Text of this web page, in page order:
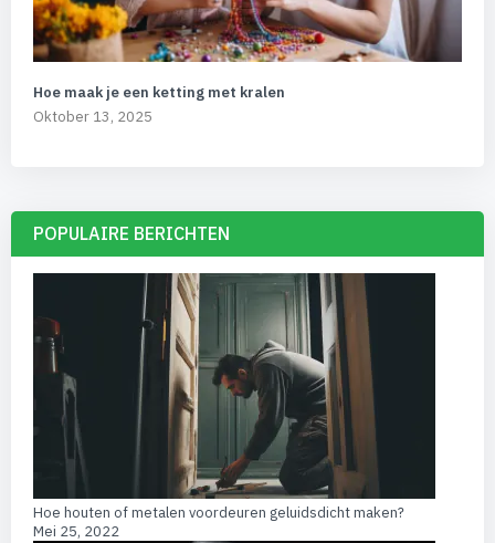
Hoe maak je een ketting met kralen
Oktober 13, 2025
POPULAIRE BERICHTEN
Hoe houten of metalen voordeuren geluidsdicht maken?
Mei 25, 2022